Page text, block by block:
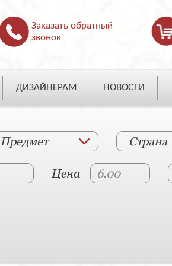
Заказать обратный
звонок
ДИЗАЙНЕРАМ НОВОСТИ
Предмет Страна
Цена